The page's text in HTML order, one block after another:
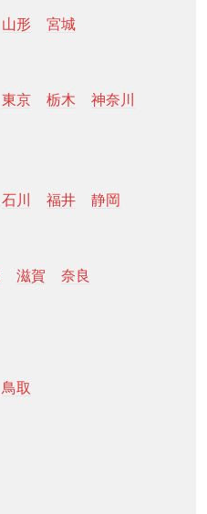
山形 宮城
東京 栃木
神奈川
石川 福井 静岡
滋賀 奈良
鳥取